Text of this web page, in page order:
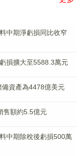
中期淨虧損同比收窄
損擴大至5588.3萬元
資產為4478億美元
售額約5.5億元
中期除稅後虧損500萬